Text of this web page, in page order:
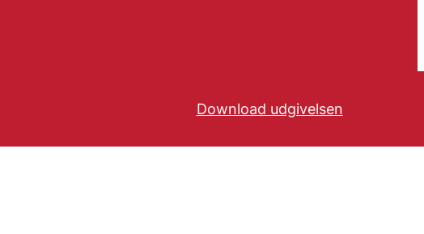
Download udgivelsen